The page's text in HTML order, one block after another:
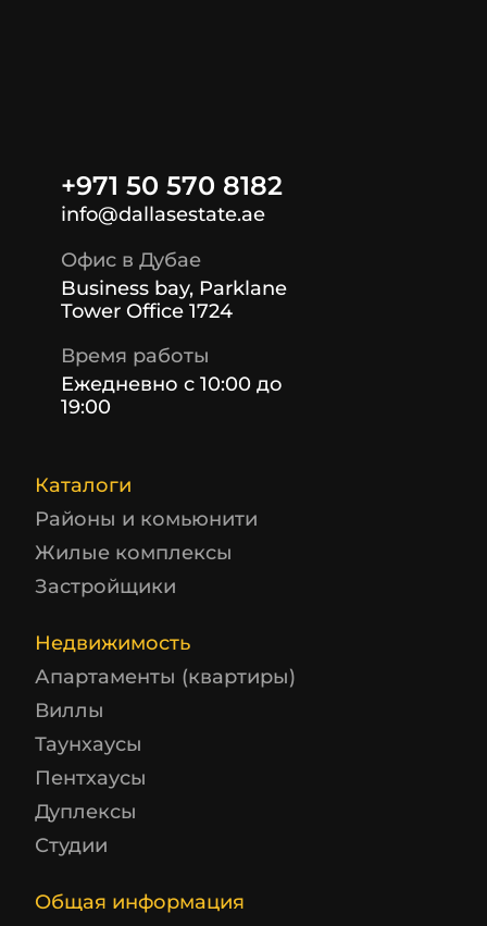
+971 50 570 8182
info@dallasestate.ae
Офис в Дубае
Business bay, Parklane
Tower Office 1724
Время работы
Ежедневно с 10:00 до
19:00
Каталоги
Районы и комьюнити
Жилые комплексы
Застройщики
Недвижимость
Апартаменты (квартиры)
Виллы
Таунхаусы
Пентхаусы
Дуплексы
Студии
Общая информация